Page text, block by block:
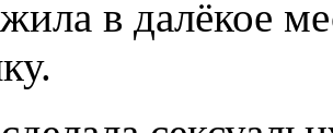
в далёкое